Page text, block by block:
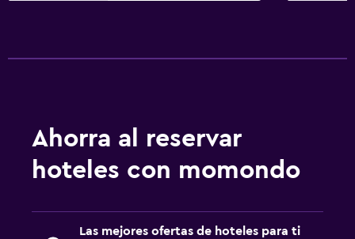
Ahorra al reservar
hoteles con momondo
Las mejores ofertas de hoteles para ti